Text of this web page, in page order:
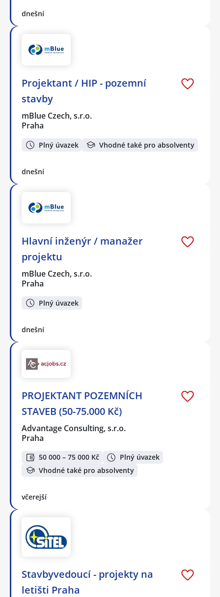
dnešní
Projektant / HIP - pozemní
stavby
mBlue Czech, s.r.o.
Praha
Plný úvazek Vhodné také pro absolventy
dnešní
Hlavní inženýr / manažer
projektu
mBlue Czech, s.r.o.
Praha
Plný úvazek
dnešní
PROJEKTANT POZEMNÍCH
STAVEB (50-75.000 Kč)
Advantage Consulting, s.r.o.
Praha
50 000 – 75 000 Kč
Plný úvazek
Vhodné také pro absolventy
včerejší
Stavbyvedoucí - projekty na
letišti Praha